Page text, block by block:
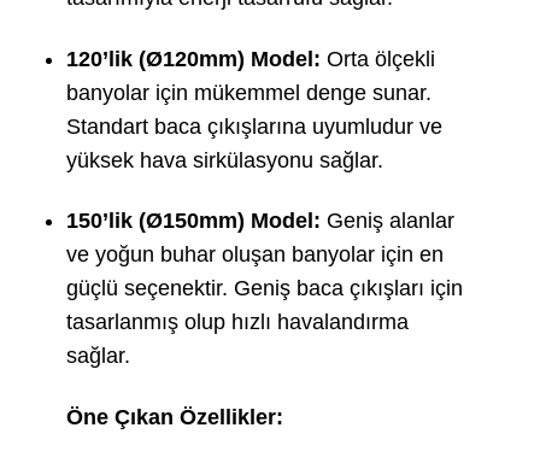
120’lik (Ø120mm) Model: Orta ölçekli
banyolar için mükemmel denge sunar.
Standart baca çıkışlarına uyumludur ve
yüksek hava sirkülasyonu sağlar.
150’lik (Ø150mm) Model: Geniş alanlar
ve yoğun buhar oluşan banyolar için en
güçlü seçenektir. Geniş baca çıkışları için
tasarlanmış olup hızlı havalandırma
sağlar.
Öne Çıkan Özellikler: